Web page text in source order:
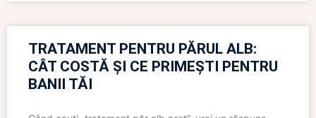
TRATAMENT PENTRU PĂRUL ALB:
CÂT COSTĂ ȘI CE PRIMEȘTI PENTRU
BANII TĂI